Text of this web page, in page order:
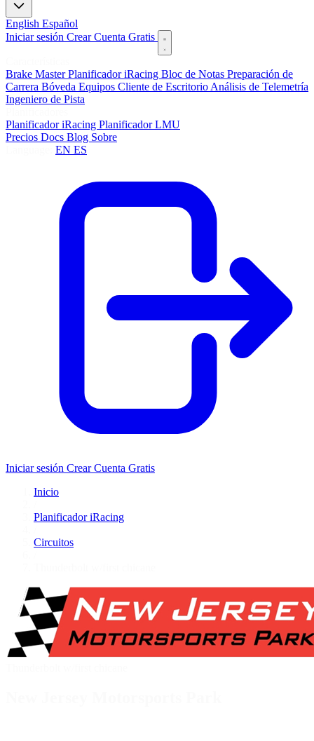
English Español
Iniciar sesión Crear Cuenta Gratis
Brake MasterPlanificador iRacing Bloc de Notas Preparación de
Carrera Bóveda Equipos Cliente de Escritorio Análisis de Telemetría
Ingeniero de Pista
Planificador iRacing Planificador LMU
Precios Docs Blog Sobre
EN ES
Iniciar sesión Crear Cuenta Gratis
Inicio
Planificador iRacing
Circuitos